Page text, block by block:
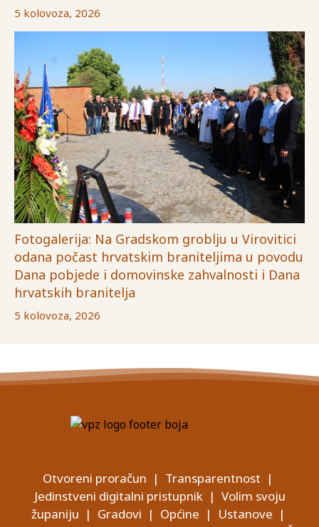
5 kolovoza, 2026
Fotogalerija: Na Gradskom groblju u Virovitici
odana počast hrvatskim braniteljima u povodu
Dana pobjede i domovinske zahvalnosti i Dana
hrvatskih branitelja
5 kolovoza, 2026
Otvoreni proračun | Transparentnost |
Jedinstveni digitalni pristupnik| Volim svoju
županiju | Gradovi | Općine | Ustanove |